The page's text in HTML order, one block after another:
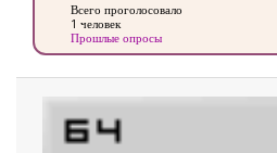
Всего проголосовало
1 человек
Прошлые опросы